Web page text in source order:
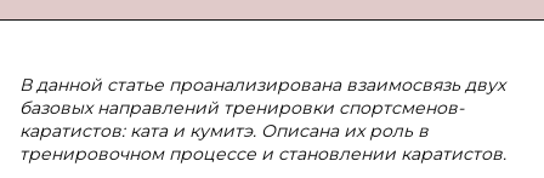
В данной статье проанализирована взаимосвязь двух
базовых направлений тренировки спортсменов-
каратистов: ката и кумитэ. Описана их роль в
тренировочном процессе и становлении каратистов.